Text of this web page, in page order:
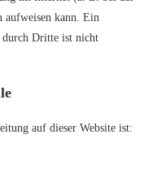
kann. Ein
Dritte ist nicht
auf dieser Website ist: